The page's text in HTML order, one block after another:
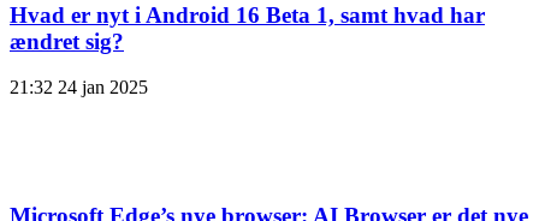
Hvad er nyt i Android 16 Beta 1, samt hvad har
ændret sig?
21:32 24 jan 2025
Microsoft Edge’s nye browser: AI Browser er det nye